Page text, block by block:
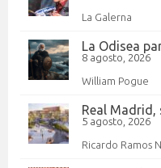
La Galerna
La Odisea
8 agosto, 2026
William Pogue
Real Madrid,
5 agosto, 2026
Ricardo Ramos